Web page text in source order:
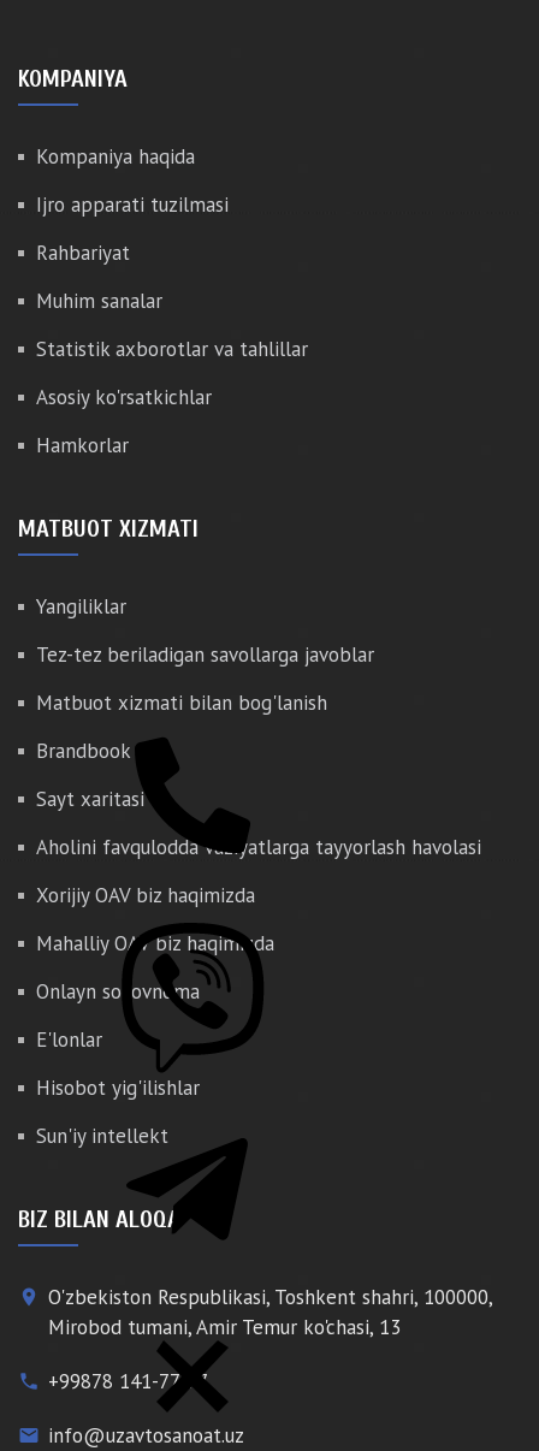
KOMPANIYA
Kompaniya haqida
Ijro apparati tuzilmasi
Rahbariyat
Muhim sanalar
Statistik axborotlar va tahlillar
Asosiy ko'rsatkichlar
Hamkorlar
MATBUOT XIZMATI
Yangiliklar
Tez-tez beriladigan savollarga javoblar
Matbuot xizmati bilan bog'lanish
Brandbook
Sayt xaritasi
Aholini favqulodda vaziyatlarga tayyorlash havolasi
Xorijiy OAV biz haqimizda
Mahalliy OAV biz haqimizda
Onlayn so'rovnoma
E'lonlar
Hisobot yig'ilishlar
Sun'iy intellekt
BIZ BILAN ALOQA
place O'zbekiston Respublikasi, Toshkent shahri, 100000,
Mirobod tumani, Amir Temur ko'chasi, 13
phone +99878 141-77-77
email info@uzavtosanoat.uz